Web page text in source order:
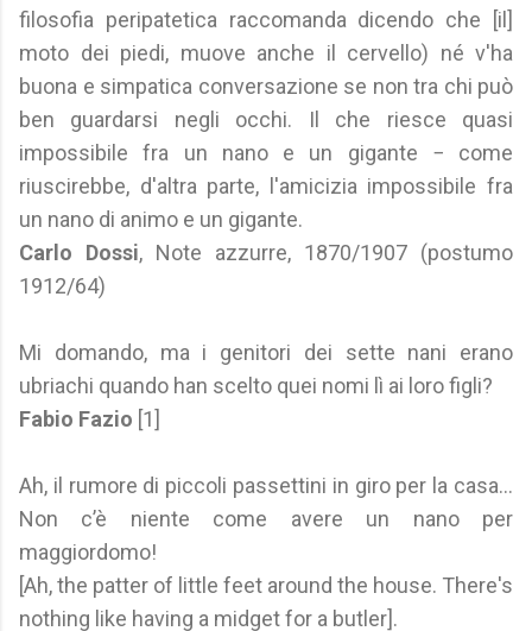
filosofia peripatetica raccomanda dicendo che [il]
moto dei piedi, muove anche il cervello) né v'ha
buona e simpatica conversazione se non tra chi può
ben guardarsi negli occhi. Il che riesce quasi
impossibile fra un nano e un gigante − come
riuscirebbe, d'altra parte, l'amicizia impossibile fra
un nano di animo e un gigante.
Carlo Dossi, Note azzurre, 1870/1907 (postumo
1912/64)
Mi domando, ma i genitori dei sette nani erano
ubriachi quando han scelto quei nomi lì ai loro figli?
Fabio Fazio [1]
Ah, il rumore di piccoli passettini in giro per la casa...
Non c’è niente come avere un nano per
maggiordomo!
[Ah, the patter of little feet around the house. There's
nothing like having a midget for a butler].